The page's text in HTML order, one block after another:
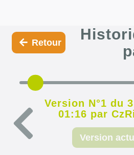
Retour
Version N°1 du
01:16 par
Version